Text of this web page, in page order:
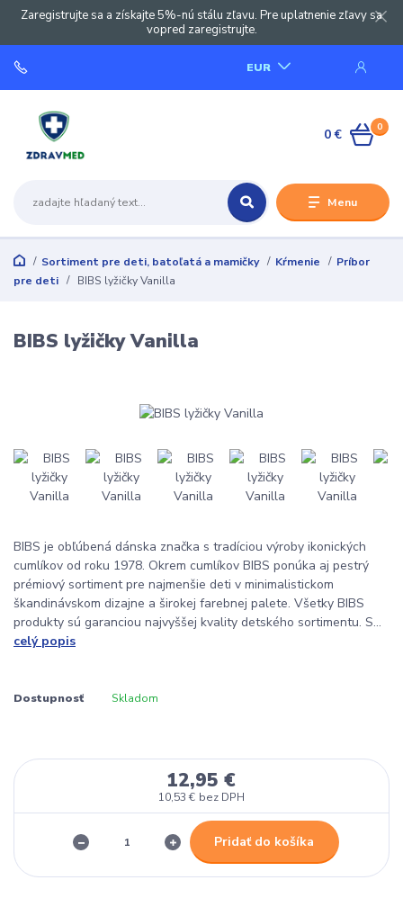
Zaregistrujte sa a získajte 5%-nú stálu zľavu. Pre uplatnenie zľavy sa
vopred zaregistrujte.
Menu
EUR
0
0 €
Sortiment pre deti, batoľatá a mamičky Kŕmenie
Príbor
pre deti
BIBS lyžičky Vanilla
BIBS lyžičky Vanilla
BIBS je obľúbená dánska značka s tradíciou výroby ikonických
cumlíkov od roku 1978. Okrem cumlíkov BIBS ponúka aj pestrý
prémiový sortiment pre najmenšie deti v minimalistickom
škandinávskom dizajne a širokej farebnej palete. Všetky BIBS
produkty sú garanciou najvyššej kvality detského sortimentu. S...
celý popis
Dostupnosť Skladom
12,95 €
10,53 € bez DPH
Pridať do košíka